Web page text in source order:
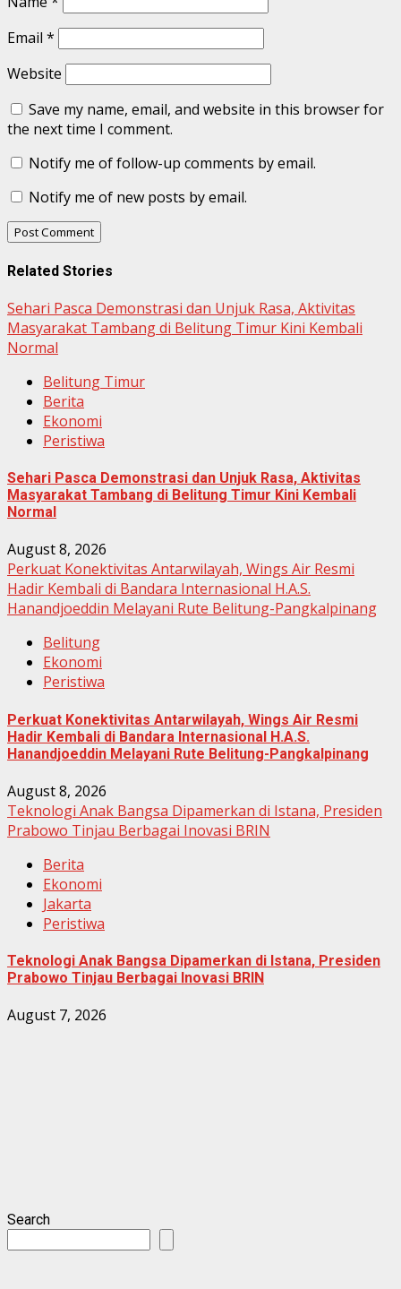
Email *
Website
Save my name, email, and website in this browser for
the next time I comment.
Notify me of follow-up comments by email.
Notify me of new posts by email.
Related Stories
Sehari Pasca Demonstrasi dan Unjuk Rasa, Aktivitas
Masyarakat Tambang di Belitung Timur Kini Kembali
Normal
Belitung Timur
Berita
Ekonomi
Peristiwa
Sehari Pasca Demonstrasi dan Unjuk Rasa, Aktivitas
Masyarakat Tambang di Belitung Timur Kini Kembali
Normal
August 8, 2026
Perkuat Konektivitas Antarwilayah, Wings Air Resmi
Hadir Kembali di Bandara Internasional H.A.S.
Hanandjoeddin Melayani Rute Belitung-Pangkalpinang
Belitung
Ekonomi
Peristiwa
Perkuat Konektivitas Antarwilayah, Wings Air Resmi
Hadir Kembali di Bandara Internasional H.A.S.
Hanandjoeddin Melayani Rute Belitung-Pangkalpinang
August 8, 2026
Teknologi Anak Bangsa Dipamerkan di Istana, Presiden
Prabowo Tinjau Berbagai Inovasi BRIN
Berita
Ekonomi
Jakarta
Peristiwa
Teknologi Anak Bangsa Dipamerkan di Istana, Presiden
Prabowo Tinjau Berbagai Inovasi BRIN
August 7, 2026
Search